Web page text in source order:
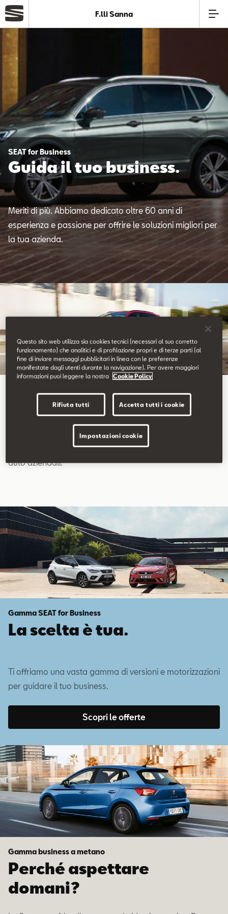
Modelli
Offerte
Service
Business
SEAT Usato Certificato
Contatti
Configuratore
F.lli Sanna
SEAT for Business
Guida il tuo business.
Meriti di più. Abbiamo dedicato oltre 60 anni di
esperienza e passione per offrire le soluzioni migliori per
la tua azienda.
Sei tu alla guida.
Scegli l’efficienza e l’eleganza della nostra gamma di
auto aziendali.
Gamma SEAT for Business
La scelta è tua.
Ti offriamo una vasta gamma di versioni e motorizzazioni
per guidare il tuo business.
Scopri le offerte
Gamma business a metano
Perché aspettare
domani?
Questo sito web utilizza sia cookies tecnici (necessari al suo corretto
funzionamento) che analitici e di profilazione propri e di terze parti (al
fine di inviare messaggi pubblicitari in linea con le preferenze
manifestate dagli utenti durante la navigazione). Per avere maggiori
informazioni puoi leggere la nostra
Cookie Policy
Rifiuta tutti Accetta tutti i cookie
Impostazioni cookie